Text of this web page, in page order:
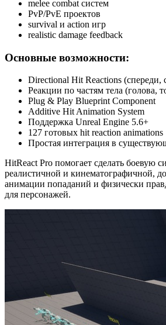
melee combat систем
PvP/PvE проектов
survival и action игр
realistic damage feedback
Основные возможности:
Directional Hit Reactions (спереди,
Реакции по частям тела (голова,
Plug & Play Blueprint Component
Additive Hit Animation System
Поддержка Unreal Engine 5.6+
127 готовых hit reaction animations
Простая интеграция в
HitReact Pro помогает сделать боевую
реалистичной и кинематографичной,
анимации попаданий и физически
для персонажей.